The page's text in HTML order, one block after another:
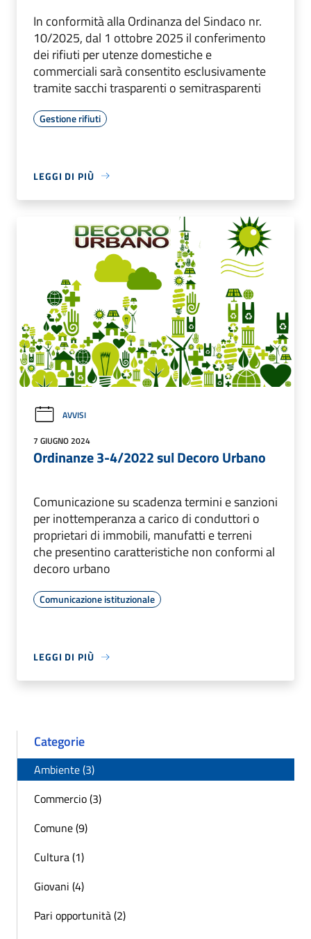
In conformità alla Ordinanza del Sindaco nr.
10/2025, dal 1 ottobre 2025 il conferimento
dei rifiuti per utenze domestiche e
commerciali sarà consentito esclusivamente
tramite sacchi trasparenti o semitrasparenti
Gestione rifiuti
LEGGI DI PIÙ
AVVISI
7 GIUGNO 2024
Ordinanze 3-4/2022 sul Decoro Urbano
Comunicazione su scadenza termini e sanzioni
per inottemperanza a carico di conduttori o
proprietari di immobili, manufatti e terreni
che presentino caratteristiche non conformi al
decoro urbano
Comunicazione istituzionale
LEGGI DI PIÙ
Categorie
Ambiente (3)
Commercio (3)
Comune (9)
Cultura (1)
Giovani (4)
Pari opportunità (2)